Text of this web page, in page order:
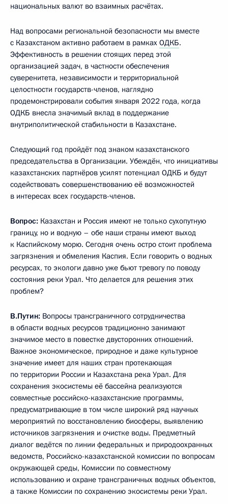
национальных валют во взаимных расчётах.
Над вопросами региональной безопасности мы вместе
с Казахстаном активно работаем в рамках ОДКБ.
Эффективность в решении стоящих перед этой
организацией задач, в частности обеспечения
суверенитета, независимости и территориальной
целостности государств-членов, наглядно
продемонстрировали события января 2022 года, когда
ОДКБ внесла значимый вклад в поддержание
внутриполитической стабильности в Казахстане.
Следующий год пройдёт под знаком казахстанского
председательства в Организации. Убеждён, что инициативы
казахстанских партнёров усилят потенциал ОДКБ и будут
содействовать совершенствованию её возможностей
в интересах всех государств-членов.
Вопрос: Казахстан и Россия имеют не только сухопутную
границу, но и водную – обе наши страны имеют выход
к Каспийскому морю. Сегодня очень остро стоит проблема
загрязнения и обмеления Каспия. Если говорить о водных
ресурсах, то экологи давно уже бьют тревогу по поводу
состояния реки Урал. Что делается для решения этих
проблем?
В.Путин: Вопросы трансграничного сотрудничества
в области водных ресурсов традиционно занимают
значимое место в повестке двусторонних отношений.
Важное экономическое, природное и даже культурное
значение имеет для наших стран протекающая
по территории России и Казахстана река Урал. Для
сохранения экосистемы её бассейна реализуются
совместные российско-казахстанские программы,
предусматривающие в том числе широкий ряд научных
мероприятий по восстановлению биосферы, выявлению
источников загрязнения и очистке воды. Предметный
диалог ведётся по линии федеральных и природоохранных
ведомств, Российско-казахстанской комиссии по вопросам
окружающей среды, Комиссии по совместному
использованию и охране трансграничных водных объектов,
а также Комиссии по сохранению экосистемы реки Урал.